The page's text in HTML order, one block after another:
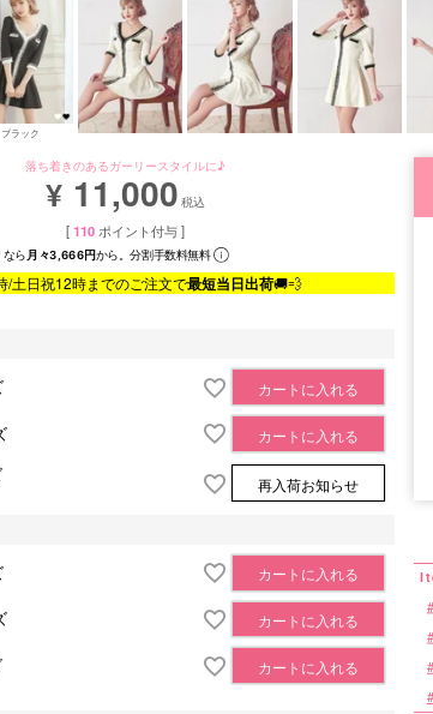
ブラック
落ち着きのあるガーリースタイルに♪
¥ 11,000 税込
[110 ポイント付与 ]
なら 月々3,666円から。分割手数料無料
/土日祝12時までのご注文で最短当日出荷🚚💨
カートに入れる
カートに入れる
再入荷お知らせ
カートに入れる
カートに入れる
カートに入れる